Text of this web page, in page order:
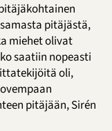
pitäjästä,
miehet olivat
saatiin nopeasti
oli,
pitäjään, Sirén